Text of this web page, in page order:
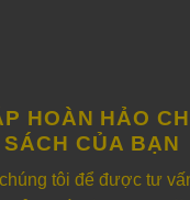
HOÀN HẢO
SÁCH CỦA BẠN
tôi để được tư